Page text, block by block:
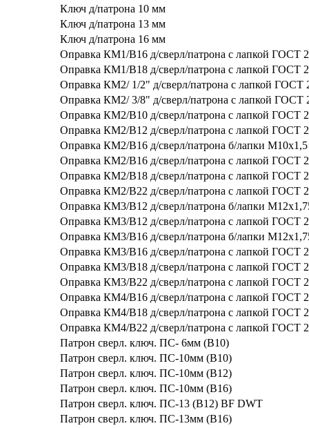
Ключ д/патрона 10 мм
Ключ д/патрона 13 мм
Ключ д/патрона 16 мм
Оправка КМ1/В16 д/сверл/патрона с лапкой ГОСТ
Оправка КМ1/В18 д/сверл/патрона с лапкой ГОСТ
Оправка КМ2/ 1/2" д/сверл/патрона с лапкой ГОСТ
Оправка КМ2/ 3/8" д/сверл/патрона с лапкой ГОСТ
Оправка КМ2/В10 д/сверл/патрона с лапкой ГОСТ
Оправка КМ2/В12 д/сверл/патрона с лапкой ГОСТ
Оправка КМ2/В16 д/сверл/патрона б/лапки М10х1,5
Оправка КМ2/В16 д/сверл/патрона с лапкой ГОСТ
Оправка КМ2/В18 д/сверл/патрона с лапкой ГОСТ
Оправка КМ2/В22 д/сверл/патрона с лапкой ГОСТ
Оправка КМ3/В12 д/сверл/патрона б/лапки
Оправка КМ3/В12 д/сверл/патрона с лапкой ГОСТ
Оправка КМ3/В16 д/сверл/патрона б/лапки
Оправка КМ3/В16 д/сверл/патрона с лапкой ГОСТ
Оправка КМ3/В18 д/сверл/патрона с лапкой ГОСТ
Оправка КМ3/В22 д/сверл/патрона с лапкой ГОСТ
Оправка КМ4/В16 д/сверл/патрона с лапкой ГОСТ
Оправка КМ4/В18 д/сверл/патрона с лапкой ГОСТ
Оправка КМ4/В22 д/сверл/патрона с лапкой ГОСТ
Патрон сверл. ключ. ПС- 6мм (В10)
Патрон сверл. ключ. ПС-10мм (В10)
Патрон сверл. ключ. ПС-10мм (В12)
Патрон сверл. ключ. ПС-10мм (В16)
Патрон сверл. ключ. ПС-13 (B12) BF DWT
Патрон сверл. ключ. ПС-13мм (В16)